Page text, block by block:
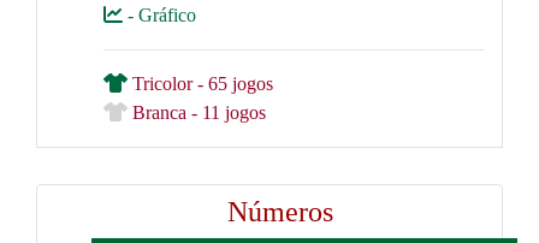
- Gráfico
Tricolor - 65 jogos
Branca - 11 jogos
Números